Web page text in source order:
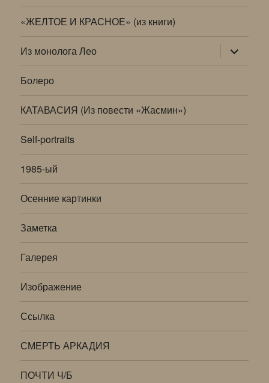
«ЖЕЛТОЕ И КРАСНОЕ» (из книги)
Из монолога Лео раскрыть
дочернее
меню
Болеро
КАТАВАСИЯ (Из повести «Жасмин»)
Self-portraits
1985-ый
Осенние картинки
Заметка
Галерея
Изображение
Ссылка
СМЕРТЬ АРКАДИЯ
ПОЧТИ Ч/Б